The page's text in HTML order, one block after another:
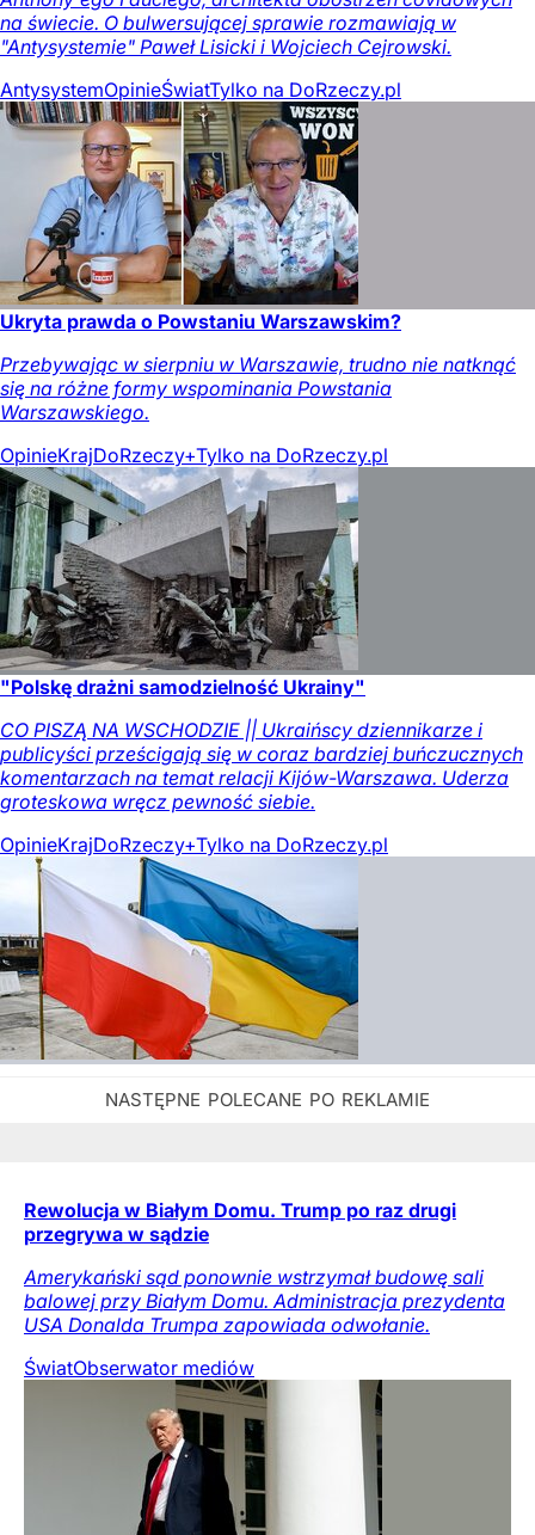
na świecie. O bulwersującej sprawie rozmawiają w
"Antysystemie" Paweł Lisicki i Wojciech Cejrowski.
AntysystemOpinieŚwiatTylko na DoRzeczy.pl
Ukryta prawda o Powstaniu Warszawskim?
Przebywając w sierpniu w Warszawie, trudno nie natknąć
się na różne formy wspominania Powstania
Warszawskiego.
OpinieKrajDoRzeczy+Tylko na DoRzeczy.pl
"Polskę drażni samodzielność Ukrainy"
CO PISZĄ NA WSCHODZIE || Ukraińscy dziennikarze i
publicyści prześcigają się w coraz bardziej buńczucznych
komentarzach na temat relacji Kijów-Warszawa. Uderza
groteskowa wręcz pewność siebie.
OpinieKrajDoRzeczy+Tylko na DoRzeczy.pl
Rewolucja w Białym Domu. Trump po raz drugi
przegrywa w sądzie
Amerykański sąd ponownie wstrzymał budowę sali
balowej przy Białym Domu. Administracja prezydenta
USA Donalda Trumpa zapowiada odwołanie.
ŚwiatObserwator mediów